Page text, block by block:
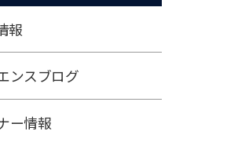
報
ンスブログ
ー情報